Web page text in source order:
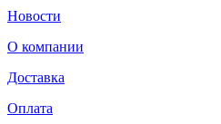
Новости
О компании
Доставка
Оплата